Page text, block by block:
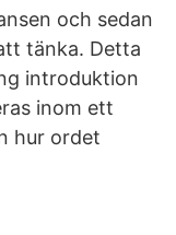
och sedan
tänka. Detta
introduktion
inom ett
hur ordet